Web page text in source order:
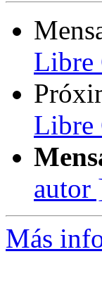
Libre
Libre
autor
Más